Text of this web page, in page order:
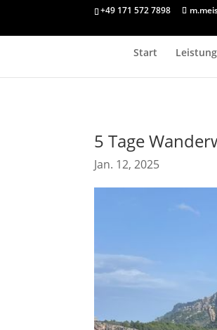
+49 171 572 7898
Start
5 Tage
Jan. 12, 2025